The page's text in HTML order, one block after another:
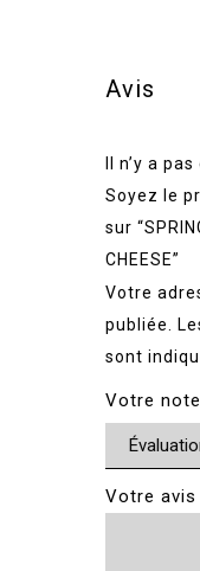
Avis
Il n’y a
Soyez le
sur
CHEESE”
Votre
publiée.
sont
Votre note
Votre avis